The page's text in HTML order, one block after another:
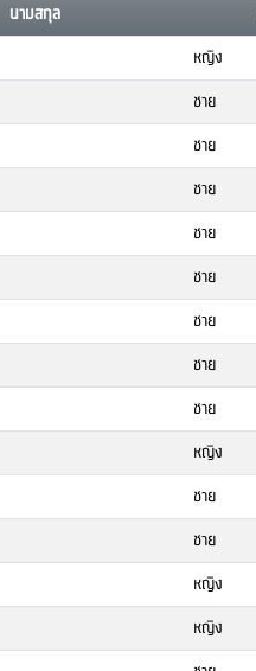
นามสกุล
หญิง
ชาย
ชาย
ชาย
ชาย
ชาย
ชาย
ชาย
ชาย
หญิง
ชาย
ชาย
หญิง
หญิง